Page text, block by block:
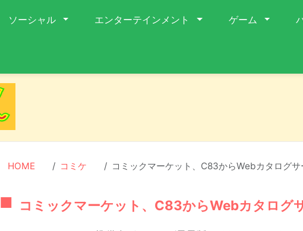
ソーシャル エンターテインメント ゲーム
HOME コミケ コミックマーケット、C83からWebカタログ
コミックマーケット、C83からWebカタログ